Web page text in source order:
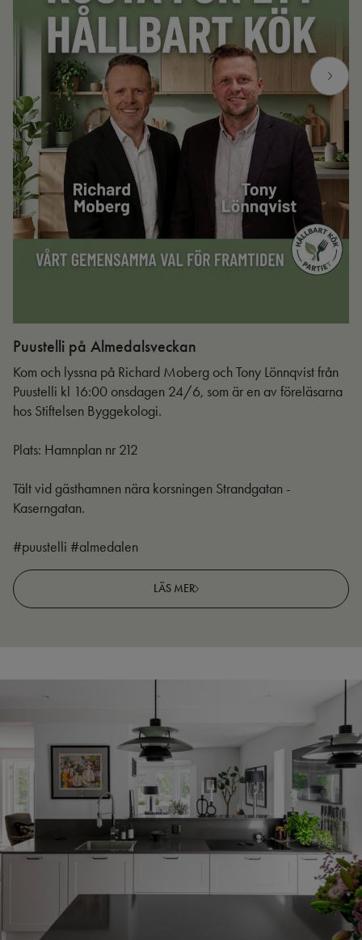
Puustelli på Almedalsveckan
Kom och lyssna på Richard Moberg och Tony Lönnqvist från
Puustelli kl 16:00 onsdagen 24/6, som är en av föreläsarna
hos Stiftelsen Byggekologi.
Plats: Hamnplan nr 212
Tält vid gästhamnen nära korsningen Strandgatan -
Kaserngatan.
#puustelli #almedalen
LÄS MER